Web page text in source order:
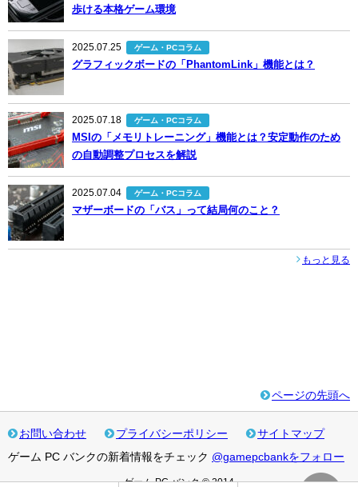
歩ける本格ゲーム環境
2025.07.25 ゲーム・PCコラム
グラフィックボードの「PhantomLink」機能とは？
2025.07.18 ゲーム・PCコラム
MSIの「メモリトレーニング」機能とは？安定動作のため
の自動調整プロセスを解説
2025.07.04 ゲーム・PCコラム
マザーボードの「バス」って結局何のこと？
もっと見る
ページの先頭へ
お問い合わせ プライバシーポリシー
サイトマップ
ゲーム PC バンクの新着情報をチェック @gamepcbankをフォロー
ゲーム PC バンク © 2014